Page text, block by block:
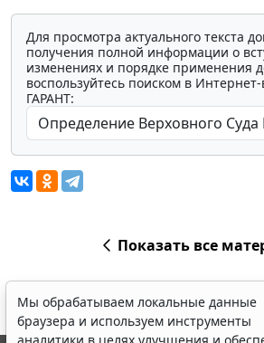
Для просмотра актуального текста
получения полной информации о
изменениях и порядке применения
воспользуйтесь поиском в
ГАРАНТ:
Показать все
Мы обрабатываем локальные данные
браузера и используем инструменты